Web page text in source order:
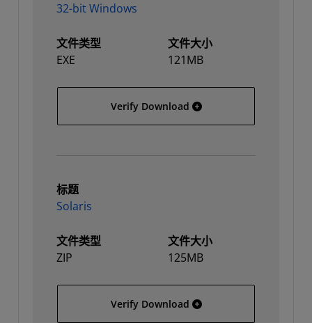
32-bit Windows
文件类型
EXE
文件大小
121MB
Verify Download 32-bit Windows
标题
Solaris
文件类型
ZIP
文件大小
125MB
Verify Download Solaris